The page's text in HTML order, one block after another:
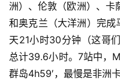
洲）、伦敦（欧洲）、卡
和奥克兰（大洋洲）完
天21小时30分钟（这哥
总计39.6小时。7站中，
群岛4h59′，最慢是非洲